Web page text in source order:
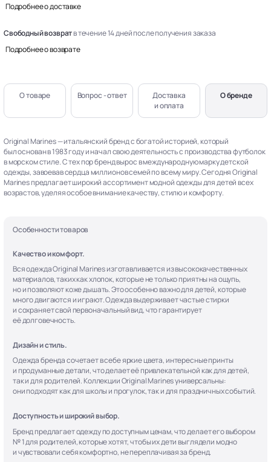
Подробнее о доставке
Свободный возвратв течение 14 дней после получения заказа
Подробнее о возврате
О товаре Вопрос - ответ
Доставка
и оплата
О бренде
Original Marines — итальянский бренд с богатой историей, который
был основан в 1983 году и начал свою деятельность с производства футболок
в морском стиле. С тех пор бренд вырос в международную марку детской
одежды, завоевав сердца миллионов семей по всему миру. Сегодня Original
Marines предлагает широкий ассортимент модной одежды для детей всех
возрастов, уделяя особое внимание качеству, стилю и комфорту.
Особенности товаров
Качество и комфорт.
Вся одежда Original Marines изготавливается из высококачественных
материалов, таких как хлопок, которые не только приятны на ощупь,
но и позволяют коже дышать. Это особенно важно для детей, которые
много двигаются и играют. Одежда выдерживает частые стирки
и сохраняет свой первоначальный вид, что гарантирует
её долговечность.
Дизайн и стиль.
Одежда бренда сочетает в себе яркие цвета, интересные принты
и продуманные детали, что делает её привлекательной как для детей,
так и для родителей. Коллекции Original Marines универсальны:
они подходят как для школы и прогулок, так и для праздничных событий.
Доступность и широкий выбор.
Бренд предлагает одежду по доступным ценам, что делает его выбором
№ 1 для родителей, которые хотят, чтобы их дети выглядели модно
и чувствовали себя комфортно, не переплачивая за бренд.